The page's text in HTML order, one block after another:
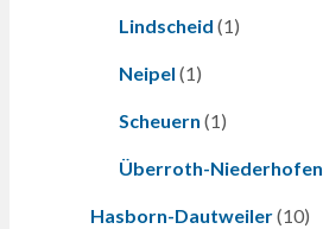
Lindscheid (1)
Neipel (1)
Scheuern (1)
Überroth-Niederhofen
Hasborn-Dautweiler(10)